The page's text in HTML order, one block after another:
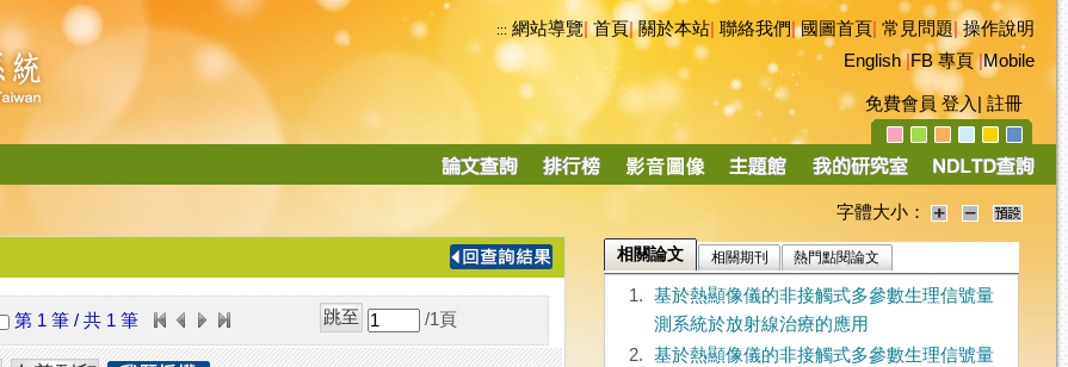
::: 網站導覽|首頁|關於本站 聯絡我們|國圖首頁 常見問題|操作說明
English|FB 專頁|Mobile
免費會員 登入 註冊
導
字體大小：
第 1 筆 / 共 1 筆 /1 頁
相關論文 相關期刊 熱門點閱論文
1.
基於熱顯像儀的非接觸式多參數生理信號量
測系統於放射線治療的應用
2.
基於熱顯像儀的非接觸式多參數生理信號量